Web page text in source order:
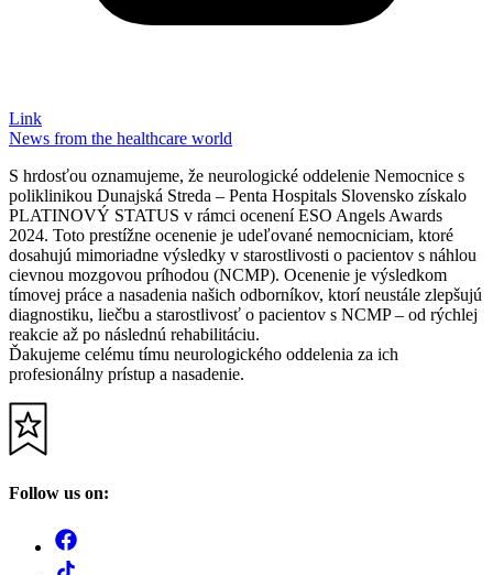
Link
News from the healthcare world
S hrdosťou oznamujeme, že neurologické oddelenie Nemocnice s
poliklinikou Dunajská Streda – Penta Hospitals Slovensko získalo
PLATINOVÝ STATUS v rámci ocenení ESO Angels Awards
2024. Toto prestížne ocenenie je udeľované nemocniciam, ktoré
dosahujú mimoriadne výsledky v starostlivosti o pacientov s náhlou
cievnou mozgovou príhodou (NCMP). Ocenenie je výsledkom
tímovej práce a nasadenia našich odborníkov, ktorí neustále zlepšujú
diagnostiku, liečbu a starostlivosť o pacientov s NCMP – od rýchlej
reakcie až po následnú rehabilitáciu.
Ďakujeme celému tímu neurologického oddelenia za ich
profesionálny prístup a nasadenie.
Follow us on: